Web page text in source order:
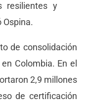
resilientes y
Ospina.
de consolidación
Colombia. En el
2,9 millones
de certificación